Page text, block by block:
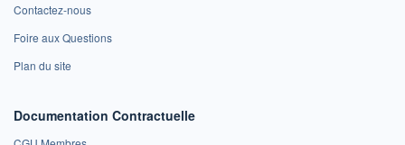
Contactez-nous
Foire aux Questions
Plan du site
Documentation Contractuelle